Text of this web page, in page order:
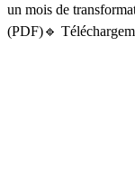
un mois de
(PDF)🔹